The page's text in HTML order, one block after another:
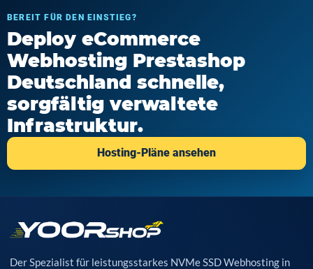
BEREIT FÜR DEN EINSTIEG?
Deploy eCommerce
Webhosting Prestashop
Deutschland schnelle,
sorgfältig verwaltete
Infrastruktur.
Hosting-Pläne ansehen
Der Spezialist für leistungsstarkes NVMe SSD Webhosting in